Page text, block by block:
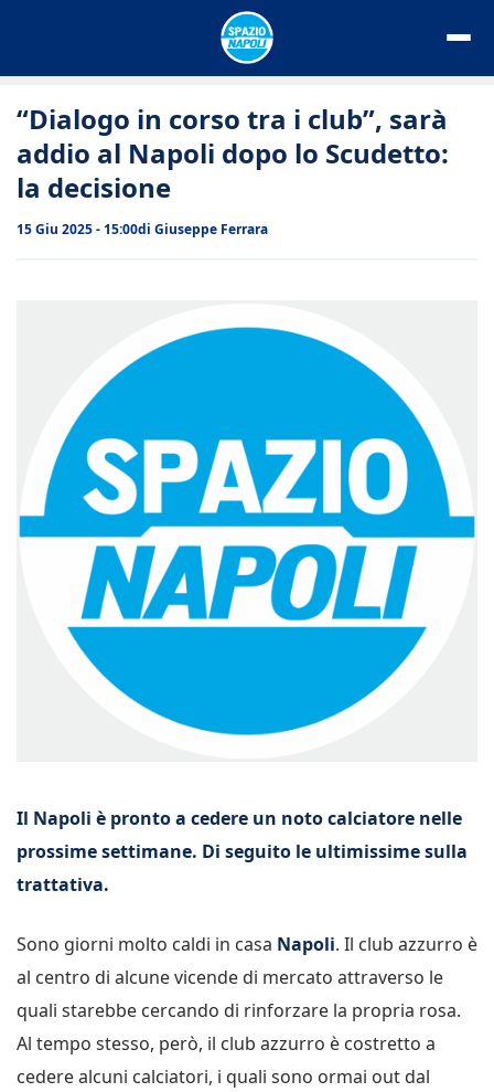
“Dialogo in corso tra i club”, sarà
addio al Napoli dopo lo Scudetto:
la decisione
15 Giu 2025 - 15:00di Giuseppe Ferrara
Il Napoli è pronto a cedere un noto calciatore nelle
prossime settimane. Di seguito le ultimissime sulla
trattativa.
Sono giorni molto caldi in casa Napoli. Il club azzurro è
al centro di alcune vicende di mercato attraverso le
quali starebbe cercando di rinforzare la propria rosa.
Al tempo stesso, però, il club azzurro è costretto a
cedere alcuni calciatori, i quali sono ormai out dal